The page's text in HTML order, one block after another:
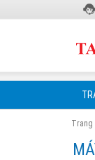
Trang